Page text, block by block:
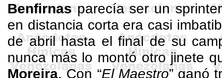
Benfirnasparecía ser un
en distancia corta era casi
de abril hasta el final de su
nunca más lo montó otro jinete
Moreira. Con “El Maestro” ganó